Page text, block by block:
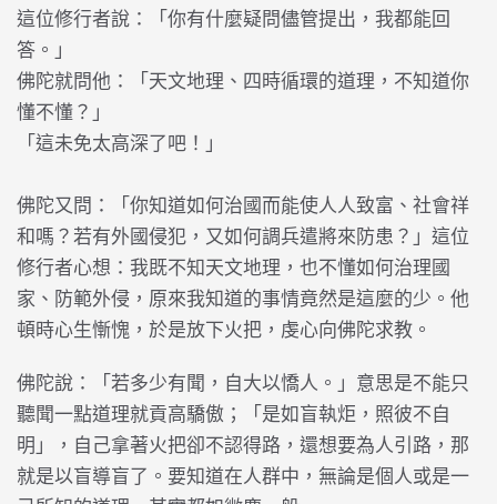
這位修行者說：「你有什麼疑問儘管提出，我都能回
答。」
佛陀就問他：「天文地理、四時循環的道理，不知道你
懂不懂？」
「這未免太高深了吧！」
佛陀又問：「你知道如何治國而能使人人致富、社會祥
和嗎？若有外國侵犯，又如何調兵遣將來防患？」這位
修行者心想：我既不知天文地理，也不懂如何治理國
家、防範外侵，原來我知道的事情竟然是這麼的少。他
頓時心生慚愧，於是放下火把，虔心向佛陀求教。
佛陀說：「若多少有聞，自大以憍人。」意思是不能只
聽聞一點道理就貢高驕傲；「是如盲執炬，照彼不自
明」，自己拿著火把卻不認得路，還想要為人引路，那
就是以盲導盲了。要知道在人群中，無論是個人或是一